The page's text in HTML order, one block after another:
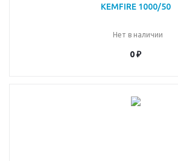
KEMFIRE 1000/50
Нет в наличии
0 ₽